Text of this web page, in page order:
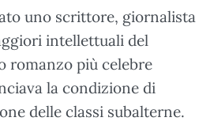
uno scrittore, giornalista
intellettuali del
romanzo più celebre
la condizione di
delle classi subalterne.